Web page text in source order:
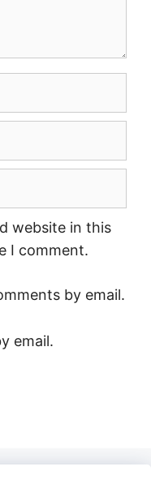
website in this
I comment.
by email.
email.